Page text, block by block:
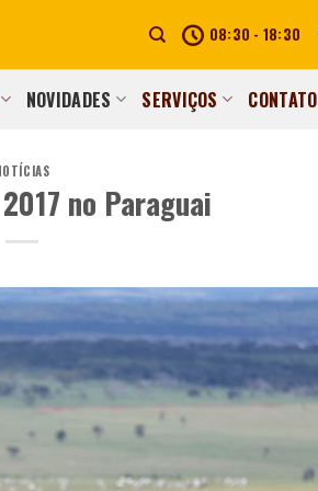
08:30 - 18:30
NOVIDADES SERVIÇOS CONTATO
no Paraguai